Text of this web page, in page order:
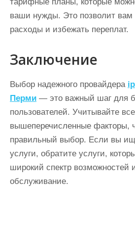
ваши нужды. Это позволит вам
расходы и избежать переплат.
Заключение
Выбор надежного провайдера
Перми — это важный шаг для
пользователей. Учитывайте все
вышеперечисленные факторы,
правильный выбор. Если вы
услуги, обратите услуги,
широкий спектр возможностей
обслуживание.